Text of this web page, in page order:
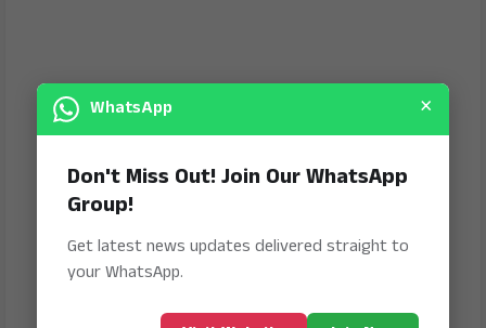
WhatsApp ×
Don't Miss Out! Join Our WhatsApp
Group!
Get latest news updates delivered straight to
your WhatsApp.